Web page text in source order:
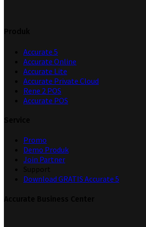
Accurate 5
Accurate Online
Accurate Lite
Accurate Private Cloud
Rene 2 POS
Accurate POS
Promo
Demo Produk
Join Partner
Download GRATIS Accurate 5